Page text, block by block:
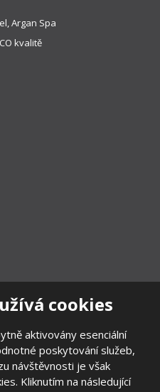
cookies
aktivovány esenciální
poskytování služeb,
návštěvnosti je však
Kliknutím na následující
Argan Spa
kvalitě